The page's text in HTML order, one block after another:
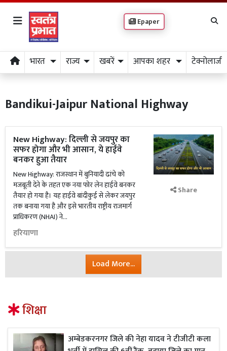
Epaper
भारत राज्य खबरें आपका शहर टेक्नोलाजी
Bandikui-Jaipur National Highway
New Highway: दिल्ली से जयपुर का
सफर होगा और भी आसान, ये हाईवे
बनकर हुआ तैयार
New Highway: राजस्थान में बुनियादी ढांचे को
मजबूती देने के तहत एक नया फोर लेन हाईवे बनकर
तैयार हो गया है। यह हाईवे बांदीकुई से लेकर जयपुर
तक बनाया गया है और इसे भारतीय राष्ट्रीय राजमार्ग
प्राधिकरण (NHAI) ने...
हरियाणा
Share
Load More...
शिक्षा
अम्बेडकरनगर जिले की नेहा यादव ने टीजीटी कला